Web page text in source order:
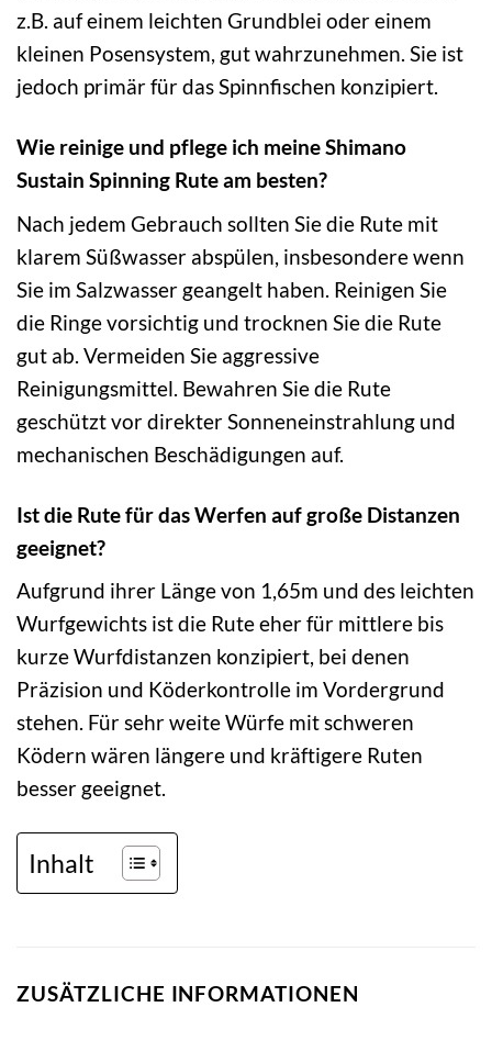
z.B. auf einem leichten Grundblei oder einem
kleinen Posensystem, gut wahrzunehmen. Sie ist
jedoch primär für das Spinnfischen konzipiert.
Wie reinige und pflege ich meine Shimano
Sustain Spinning Rute am besten?
Nach jedem Gebrauch sollten Sie die Rute mit
klarem Süßwasser abspülen, insbesondere wenn
Sie im Salzwasser geangelt haben. Reinigen Sie
die Ringe vorsichtig und trocknen Sie die Rute
gut ab. Vermeiden Sie aggressive
Reinigungsmittel. Bewahren Sie die Rute
geschützt vor direkter Sonneneinstrahlung und
mechanischen Beschädigungen auf.
Ist die Rute für das Werfen auf große Distanzen
geeignet?
Aufgrund ihrer Länge von 1,65m und des leichten
Wurfgewichts ist die Rute eher für mittlere bis
kurze Wurfdistanzen konzipiert, bei denen
Präzision und Köderkontrolle im Vordergrund
stehen. Für sehr weite Würfe mit schweren
Ködern wären längere und kräftigere Ruten
besser geeignet.
Inhalt
ZUSÄTZLICHE INFORMATIONEN